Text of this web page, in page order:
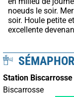
noeuds le soir.
soir. Houle petite
excellente
Station Biscarrosse
Biscarrosse